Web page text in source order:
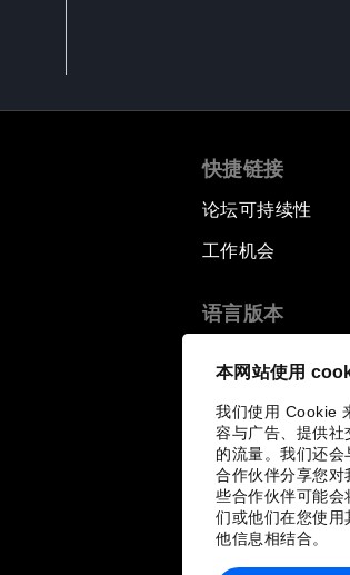
本网站使用
我们使用 Cookie
容与广告、提供社
的流量。我们还
合作伙伴分享您对
些合作伙伴可能会
们或他们在您使用
他信息相结合。
快捷链接
论坛可持续性
工作机会
语言版本